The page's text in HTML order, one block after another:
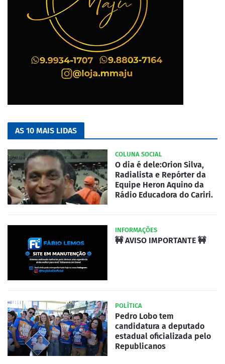
AS 10 MAIS LIDAS
COLUNA SOCIAL
O dia é dele:Orion Silva,
Radialista e Repórter da
Equipe Heron Aquino da
Rádio Educadora do Cariri.
INFORMAÇÕES
🚧 AVISO IMPORTANTE 🚧
POLÍTICA
Pedro Lobo tem
candidatura a deputado
estadual oficializada pelo
Republicanos